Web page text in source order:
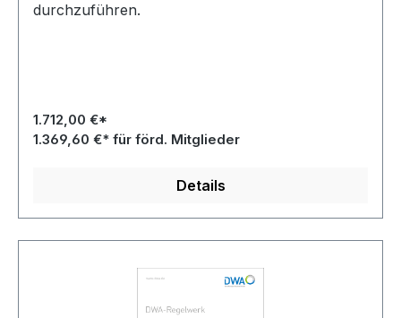
durchzuführen.
1.712,00 €*
1.369,60 €* für förd. Mitglieder
Details